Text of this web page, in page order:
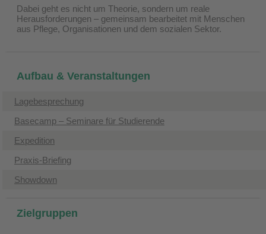
Dabei geht es nicht um Theorie, sondern um reale
Herausforderungen – gemeinsam bearbeitet mit Menschen
aus Pflege, Organisationen und dem sozialen Sektor.
Aufbau & Veranstaltungen
Lagebesprechung
Basecamp – Seminare für Studierende
Expedition
Praxis-Briefing
Showdown
Zielgruppen